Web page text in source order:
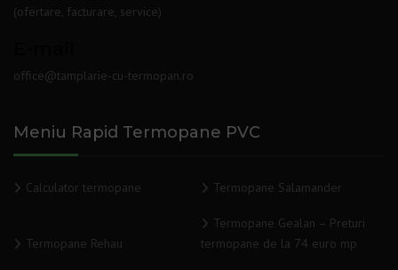
(ofertare, facturare, service)
office@tamplarie-cu-termopan.ro
Meniu Rapid Termopane PVC
Calculator termopane Termopane Salamander
Termopane Rehau
Termopane Gealan – Preturi
termopane de la 74 euro mp